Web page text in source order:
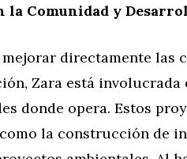
la Comunidad y
mejorar directamente las
Zara está
donde opera. Estos
la construcción de